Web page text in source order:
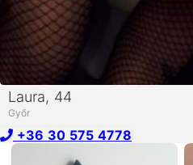
Laura, 44
Győr
+36 30 575 4778